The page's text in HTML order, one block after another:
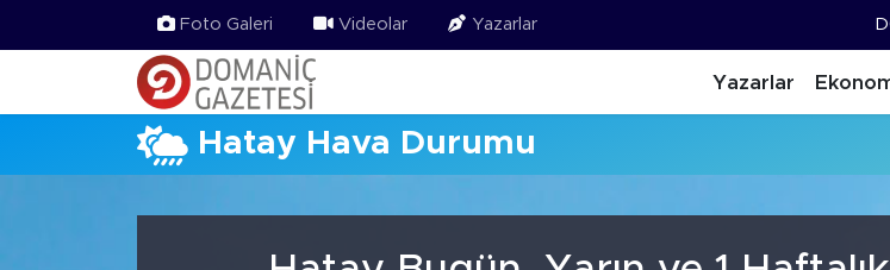
Foto Galeri Videolar Yazarlar
Yazarlar
Hatay Hava Durumu